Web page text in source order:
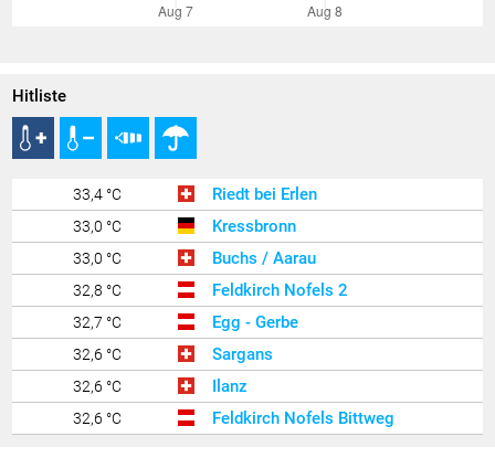
Hitliste
33,4 °C Riedt bei Erlen
33,0 °C Kressbronn
33,0 °C Buchs / Aarau
32,8 °C Feldkirch Nofels 2
32,7 °C Egg - Gerbe
32,6 °C Sargans
32,6 °C Ilanz
32,6 °C Feldkirch Nofels Bittweg